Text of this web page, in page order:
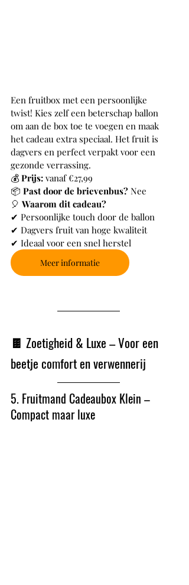
Een fruitbox met een persoonlijke
twist! Kies zelf een beterschap ballon
om aan de box toe te voegen en maak
het cadeau extra speciaal. Het fruit is
dagvers en perfect verpakt voor een
gezonde verrassing.
💰 Prijs: vanaf €27,99
📦 Past door de brievenbus? Nee
🎈 Waarom dit cadeau?
✔ Persoonlijke touch door de ballon
✔ Dagvers fruit van hoge kwaliteit
✔ Ideaal voor een snel herstel
Meer informatie
🍫 Zoetigheid & Luxe – Voor een
beetje comfort en verwennerij
5. Fruitmand Cadeaubox Klein –
Compact maar luxe